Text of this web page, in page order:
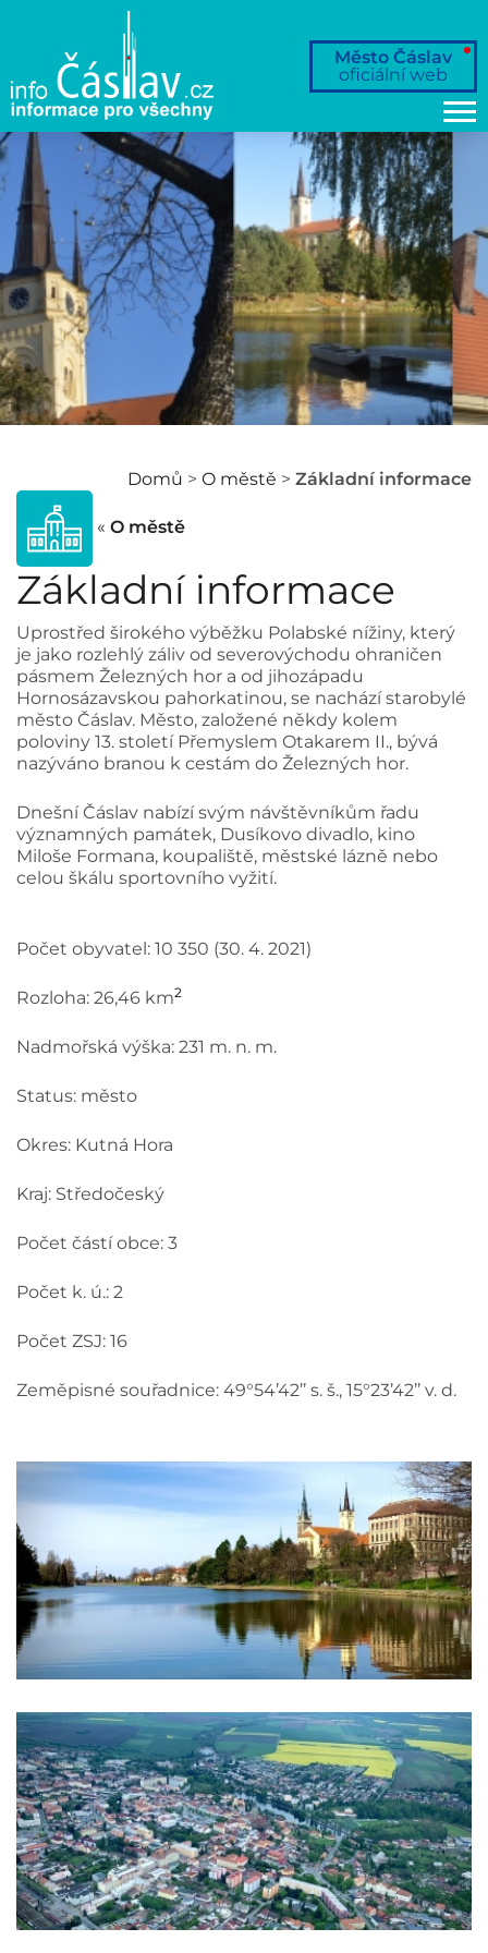
Město Čáslav
oficiální web
Domů > O městě > Základní informace
« O městě
Základní informace
Uprostřed širokého výběžku Polabské nížiny, který
je jako rozlehlý záliv od severovýchodu ohraničen
pásmem Železných hor a od jihozápadu
Hornosázavskou pahorkatinou, se nachází starobylé
město Čáslav. Město, založené někdy kolem
poloviny 13. století Přemyslem Otakarem II., bývá
nazýváno branou k cestám do Železných hor.
Dnešní Čáslav nabízí svým návštěvníkům řadu
významných památek, Dusíkovo divadlo, kino
Miloše Formana, koupaliště, městské lázně nebo
celou škálu sportovního vyžití.
Počet obyvatel: 10 350 (30. 4. 2021)
Rozloha: 26,46 km2
Nadmořská výška: 231 m. n. m.
Status: město
Okres: Kutná Hora
Kraj: Středočeský
Počet částí obce: 3
Počet k. ú.: 2
Počet ZSJ: 16
Zeměpisné souřadnice: 49°54’42’’ s. š., 15°23’42’’ v. d.